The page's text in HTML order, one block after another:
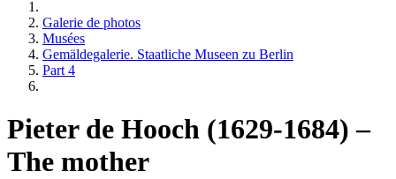
Galerie de photos
Musées
Gemäldegalerie. Staatliche Museen zu Berlin
Part 4
Pieter de Hooch (1629-1684) –
The mother